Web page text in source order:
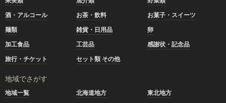
酒・アルコール
お茶・飲料
お菓子・スイーツ
麺類
雑貨・日用品
卵
加工食品
工芸品
感謝状・記念品
旅行・チケット
セット類 その他
地域でさがす
地域一覧 北海道地方
東北地方